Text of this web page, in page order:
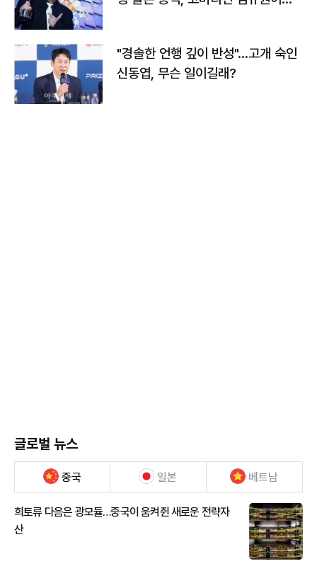
"경솔한 언행 깊이 반성"…고개 숙인
신동엽, 무슨 일이길래?
글로벌 뉴스
중국 일본 베트남
희토류 다음은 광모듈…중국이 움켜쥔 새로운 전략자
산